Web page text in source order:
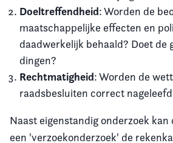
Doeltreffendheid: Worden de
maatschappelijke effecten en
daadwerkelijk behaald? Doet de
dingen?
Rechtmatigheid: Worden de
raadsbesluiten correct
Naast eigenstandig onderzoek kan
een 'verzoekonderzoek' de